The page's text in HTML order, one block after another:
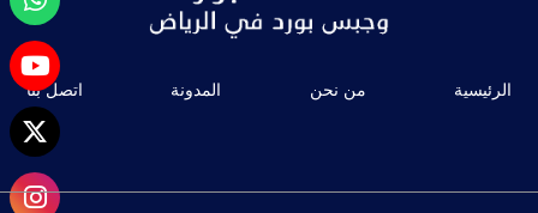
الرئيسية من نحن المدونة اتصل بنا